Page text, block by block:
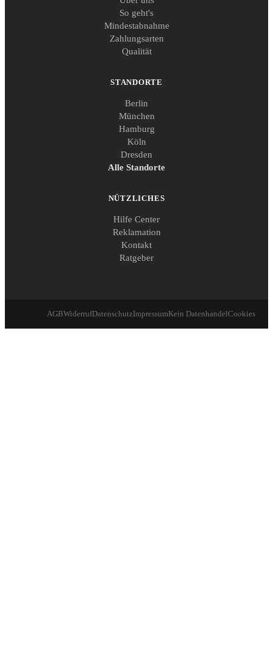
So geht's
Mindestabnahme
Zahlungsarten
Qualität
STANDORTE
Berlin
München
Hamburg
Köln
Dresden
Alle Standorte
NÜTZLICHES
Hilfe Center
Reklamation
Kontakt
Ratgeber
AGBWiderrufDatenschutzImpressumKein DatenhandelCookies